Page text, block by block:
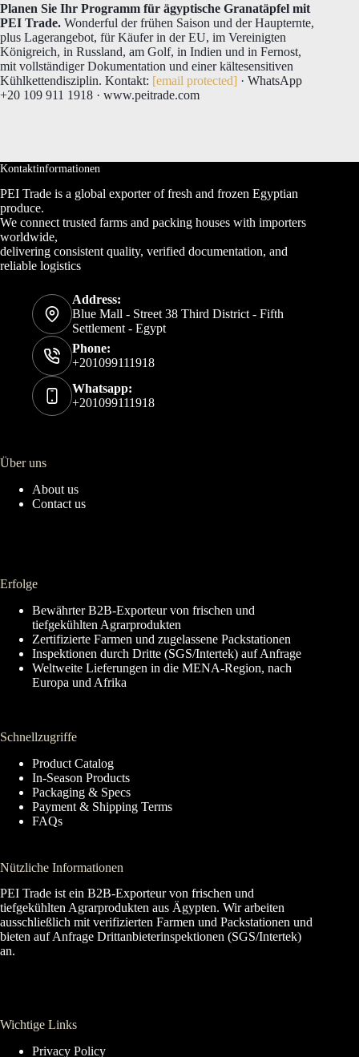
Planen Sie Ihr Programm für ägyptische Granatäpfel mit
PEI Trade. Wonderful der frühen Saison und der Haupternte,
plus Lagerangebot, für Käufer in der EU, im Vereinigten
Königreich, in Russland, am Golf, in Indien und in Fernost,
mit vollständiger Dokumentation und einer kältesensitiven
Kühlkettendisziplin. Kontakt: [email protected] · WhatsApp
+20 109 911 1918 · www.peitrade.com
Kontaktinformationen
PEI Trade is a global exporter of fresh and frozen Egyptian
produce.
We connect trusted farms and packing houses with importers
worldwide,
delivering consistent quality, verified documentation, and
reliable logistics
Address:
Blue Mall - Street 38 Third District - Fifth
Settlement - Egypt
Phone:
+201099111918
Whatsapp:
+201099111918
Über uns
About us
Contact us
Erfolge
Bewährter B2B-Exporteur von frischen und
tiefgekühlten Agrarprodukten
Zertifizierte Farmen und zugelassene Packstationen
Inspektionen durch Dritte (SGS/Intertek) auf Anfrage
Weltweite Lieferungen in die MENA-Region, nach
Europa und Afrika
Schnellzugriffe
Product Catalog
In-Season Products
Packaging & Specs
Payment & Shipping Terms
FAQs
Nützliche Informationen
PEI Trade ist ein B2B-Exporteur von frischen und
tiefgekühlten Agrarprodukten aus Ägypten. Wir arbeiten
ausschließlich mit verifizierten Farmen und Packstationen und
bieten auf Anfrage Drittanbieterinspektionen (SGS/Intertek)
an.
Wichtige Links
Privacy Policy